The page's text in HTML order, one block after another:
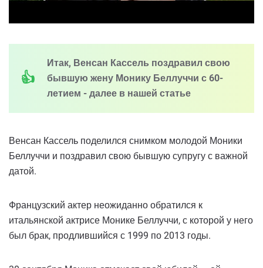
Итак, Венсан Кассель поздравил свою
бывшую жену Монику Беллуччи с 60-
летием - далее в нашей статье
Венсан Кассель поделился снимком молодой Моники
Беллуччи и поздравил свою бывшую супругу с важной
датой.
Французский актер неожиданно обратился к
итальянской актрисе Монике Беллуччи, с которой у него
был брак, продлившийся с 1999 по 2013 годы.